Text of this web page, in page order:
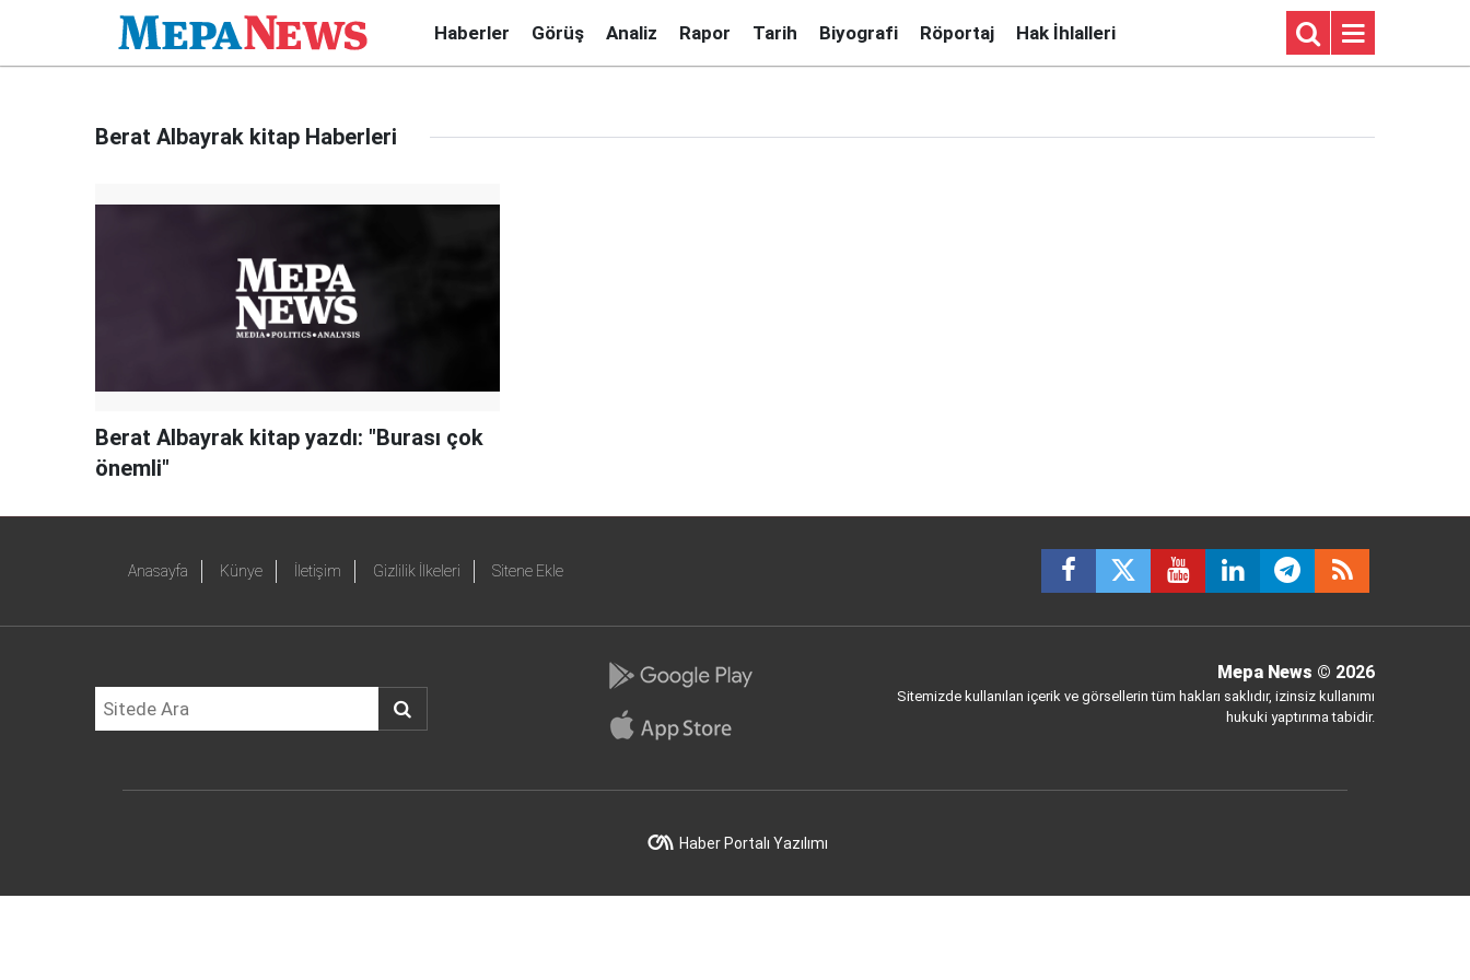
Haberler Görüş Analiz Rapor Tarih Biyografi Röportaj Hak İhlalleri
Berat Albayrak kitap Haberleri
Berat Albayrak kitap yazdı: "Burası çok
önemli"
Anasayfa Künye İletişim Gizlilik İlkeleri Sitene Ekle
Mepa News © 2026
Sitemizde kullanılan içerik ve görsellerin tüm hakları saklıdır, izinsiz kullanımı
hukuki yaptırıma tabidir.
Haber Portalı Yazılımı